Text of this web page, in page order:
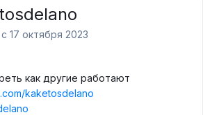
17 октября 2023
как другие работают
kaketosdelano